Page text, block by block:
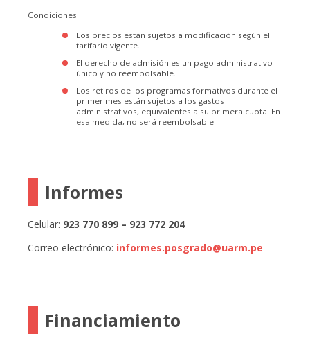
Condiciones:
Los precios están sujetos a modificación según el
tarifario vigente.
El derecho de admisión es un pago administrativo
único y no reembolsable.
Los retiros de los programas formativos durante el
primer mes están sujetos a los gastos
administrativos, equivalentes a su primera cuota. En
esa medida, no será reembolsable.
Informes
Celular: 923 770 899 – 923 772 204
Correo electrónico: informes.posgrado@uarm.pe
Financiamiento